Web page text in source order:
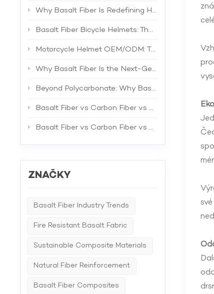
Why Basalt Fiber Is Redefining Helmet Shell Materials
Basalt Fiber Bicycle Helmets: The Future of Lightweight Protection
Motorcycle Helmet OEM/ODM: The Complete B2B Guide to Private Label Manufacturing and Supplier Selection
Why Basalt Fiber Is the Next-Generation Material for Bicycle Helmets
Beyond Polycarbonate: Why Basalt Fiber Is the Superior Material for Bicycle Helmet Shells
Basalt Fiber vs Carbon Fiber vs Fiberglass: The Best Material for Bicycle Helmets
Basalt Fiber vs Carbon Fiber vs Fiberglass: A Comprehensive Technical Comparison for Industrial Applications
ZNAČKY
Basalt Fiber Industry Trends
Fire Resistant Basalt Fabric
Sustainable Composite Materials
Natural Fiber Reinforcement
Basalt Fiber Composites